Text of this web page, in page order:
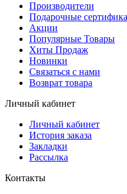
Производители
Подарочные
Акции
Популярные Товары
Хиты Продаж
Новинки
Связаться с нами
Возврат товара
Личный кабинет
Личный кабинет
История заказа
Закладки
Рассылка
Контакты